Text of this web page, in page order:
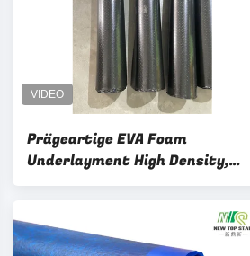
Prägeartige EVA Foam
Underlayment High Density,
solider prüfender